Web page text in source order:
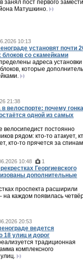
занял пост первого
Матушкино.
10:13
установят почти
со скамейками
адреса установки
которые
21:38
в велоспорте: почему
одной из самых
велосипедист постоянно
рядом: кто-то атакует,
кто-то прячется за
10:48 1
Георгиевского
дополнительные
проспекта расширили
на каждом появилась
20:53
ведется
18 улиц и дорог
традиционная
комплексного